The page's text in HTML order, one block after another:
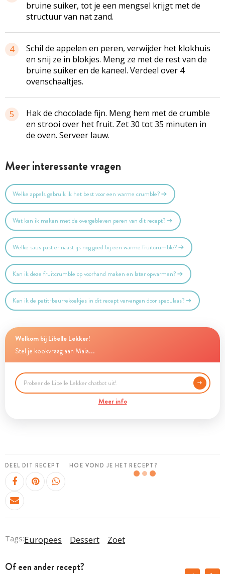
bruine suiker, tot je een mengsel krijgt met de
structuur van nat zand.
4
Schil de appelen en peren, verwijder het klokhuis
en snij ze in blokjes. Meng ze met de rest van de
bruine suiker en de kaneel. Verdeel over 4
ovenschaaltjes.
5
Hak de chocolade fijn. Meng hem met de crumble
en strooi over het fruit. Zet 30 tot 35 minuten in
de oven. Serveer lauw.
Meer interessante vragen
Welke appels gebruik ik het best voor een warme crumble?
Wat kan ik maken met de overgebleven peren van dit recept?
Welke saus past er naast ijs nog goed bij een warme fruitcrumble?
Kan ik deze fruitcrumble op voorhand maken en later opwarmen?
Kan ik de petit-beurrekoekjes in dit recept vervangen door speculaas?
Welkom bij Libelle Lekker!
Stel je kookvraag aan Maia...
Meer info
DEEL DIT RECEPT HOE VOND JE HET RECEPT?
Tags:Europees Dessert Zoet
Of een ander recept?